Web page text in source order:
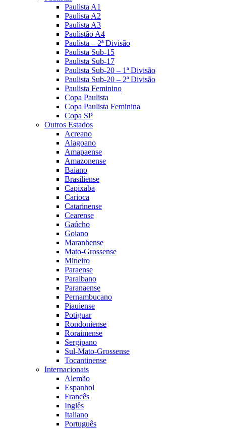
Paulista A1
Paulista A2
Paulista A3
Paulistão A4
Paulista – 2ª Divisão
Paulista Sub-15
Paulista Sub-17
Paulista Sub-20 – 1ª Divisão
Paulista Sub-20 – 2ª Divisão
Paulista Feminino
Copa Paulista
Copa Paulista Feminina
Copa SP
Outros Estados
Acreano
Alagoano
Amapaense
Amazonense
Baiano
Brasiliense
Capixaba
Carioca
Catarinense
Cearense
Gaúcho
Goiano
Maranhense
Mato-Grossense
Mineiro
Paraense
Paraibano
Paranaense
Pernambucano
Piauiense
Potiguar
Rondoniense
Roraimense
Sergipano
Sul-Mato-Grossense
Tocantinense
Internacionais
Alemão
Espanhol
Francês
Inglês
Italiano
Português